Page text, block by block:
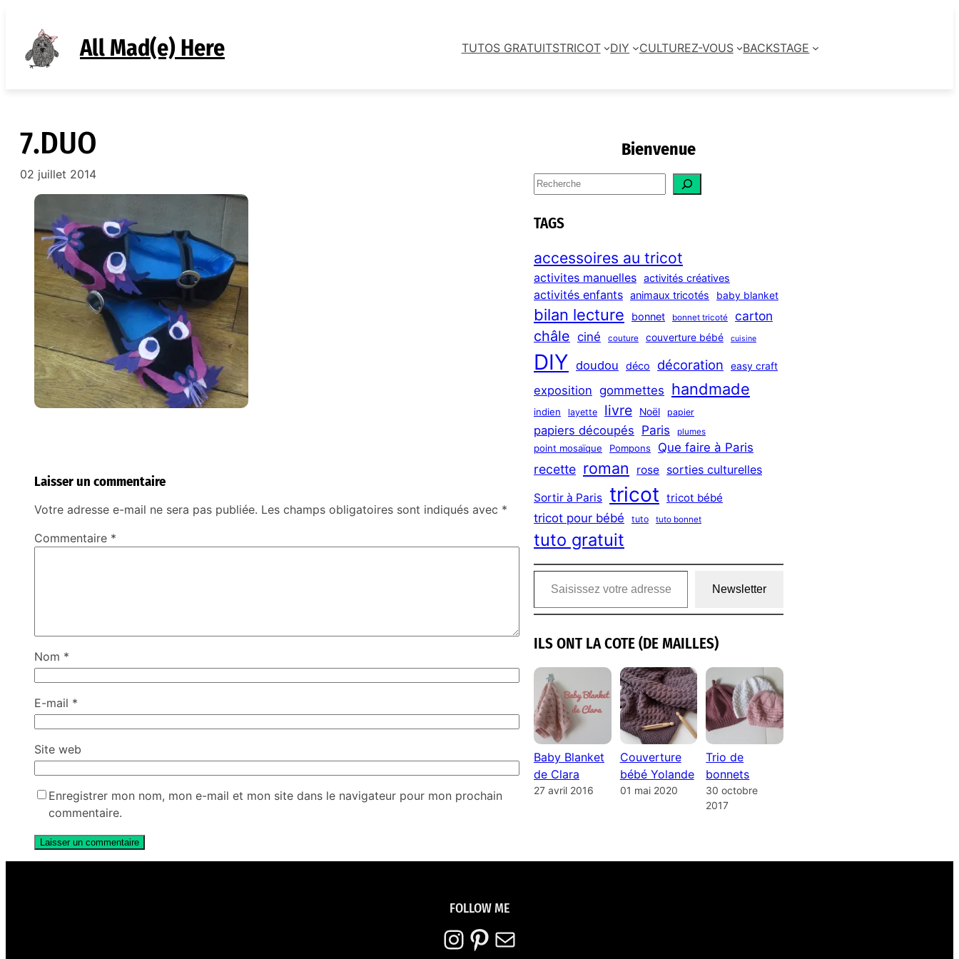
contenu
All Mad(e) Here TUTOS GRATUITSTRICOT DIY CULTUREZ-VOUS BACKSTAGE
7.DUO
02 juillet 2014
Laisser un commentaire
Votre adresse e-mail ne sera pas publiée. Les champs obligatoires sont indiqués avec *
Commentaire *
Nom *
E-mail *
Site web
Enregistrer mon nom, mon e-mail et mon site dans le navigateur pour mon prochain
commentaire.
Bienvenue
S
e
a
r
h
TAGS
accessoires au tricot
activites manuelles activités créatives
activités enfants animaux tricotés baby blanket
bilan lecture bonnet bonnet tricoté carton
châle ciné couture couverture bébé cuisine
DIY doudou déco décoration easy craft
exposition gommettes handmade
indien layette livre Noël papier
papiers découpés Paris plumes
point mosaïque Pompons Que faire à Paris
recette roman rose sorties culturelles
Sortir à Paris tricot tricot bébé
tricot pour bébé tuto tuto bonnet
tuto gratuit
Saisissez votre adresse e-mail…
Newsletter
ILS ONT LA COTE (DE MAILLES)
Baby Blanket
de Clara
27 avril 2016
Couverture
bébé Yolande
01 mai 2020
Trio de
bonnets
30 octobre
2017
FOLLOW ME
Instagram Pinterest E-mail